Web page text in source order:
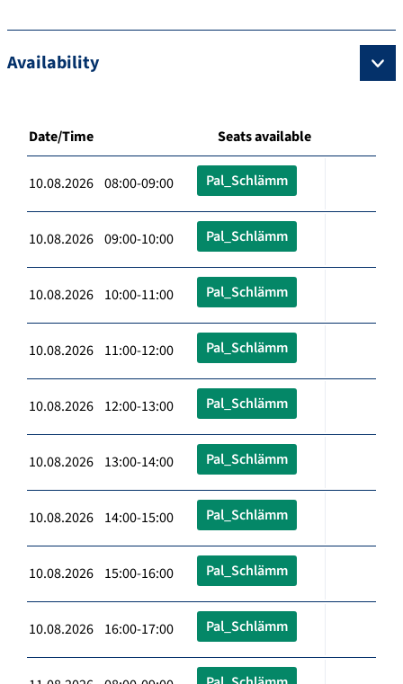
Availability
Date/Time Seats available
10.08.2026 08:00-09:00 Pal_Schlämm
10.08.2026 09:00-10:00 Pal_Schlämm
10.08.2026 10:00-11:00 Pal_Schlämm
10.08.2026 11:00-12:00 Pal_Schlämm
10.08.2026 12:00-13:00 Pal_Schlämm
10.08.2026 13:00-14:00 Pal_Schlämm
10.08.2026 14:00-15:00 Pal_Schlämm
10.08.2026 15:00-16:00 Pal_Schlämm
10.08.2026 16:00-17:00 Pal_Schlämm